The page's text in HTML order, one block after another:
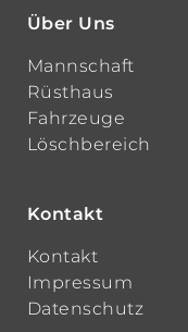
Über Uns
Mannschaft
Rüsthaus
Fahrzeuge
Löschbereich
Kontakt
Kontakt
Impressum
Datenschutz